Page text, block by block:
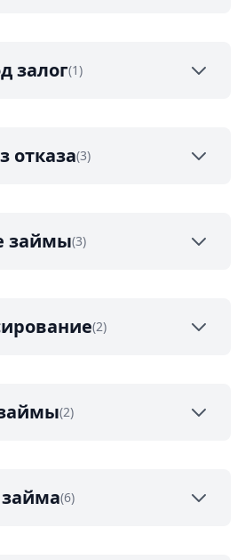
залог(1)
отказа(3)
займы(3)
(2)
(2)
(6)